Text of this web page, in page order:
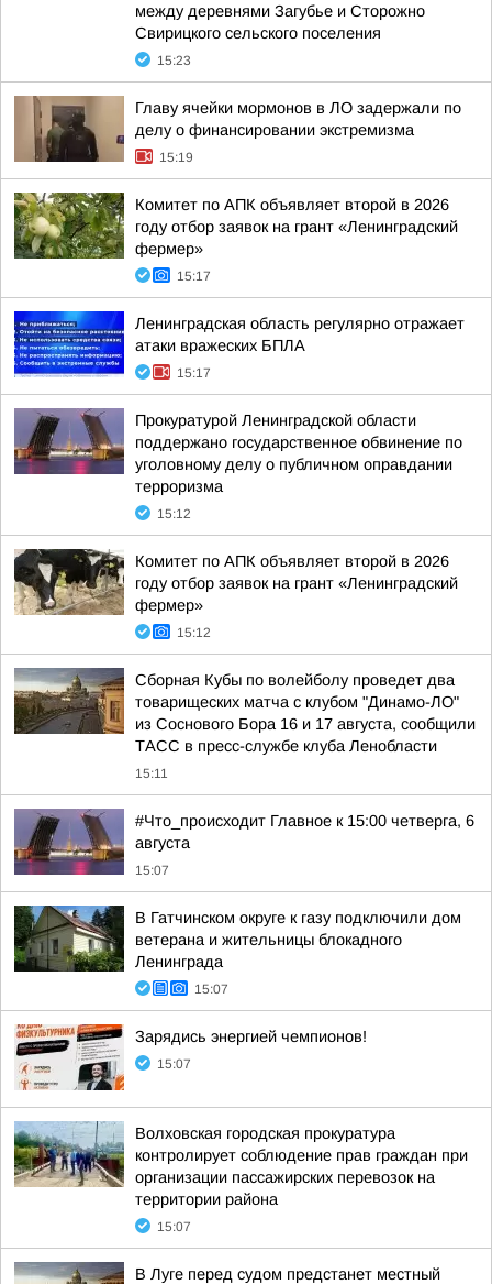
между деревнями Загубье и Сторожно
Свирицкого сельского поселения
15:23
Главу ячейки мормонов в ЛО задержали по
делу о финансировании экстремизма
15:19
Комитет по АПК объявляет второй в 2026
году отбор заявок на грант «Ленинградский
фермер»
15:17
Ленинградская область регулярно отражает
атаки вражеских БПЛА
15:17
Прокуратурой Ленинградской области
поддержано государственное обвинение по
уголовному делу о публичном оправдании
терроризма
15:12
Комитет по АПК объявляет второй в 2026
году отбор заявок на грант «Ленинградский
фермер»
15:12
Сборная Кубы по волейболу проведет два
товарищеских матча с клубом "Динамо-ЛО"
из Соснового Бора 16 и 17 августа, сообщили
ТАСС в пресс-службе клуба Ленобласти
15:11
#Что_происходит Главное к 15:00 четверга, 6
августа
15:07
В Гатчинском округе к газу подключили дом
ветерана и жительницы блокадного
Ленинграда
15:07
Зарядись энергией чемпионов!
15:07
Волховская городская прокуратура
контролирует соблюдение прав граждан при
организации пассажирских перевозок на
территории района
15:07
В Луге перед судом предстанет местный